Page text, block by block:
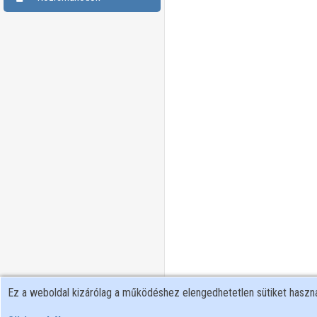
Ez a weboldal kizárólag a működéshez elengedhetetlen sütiket